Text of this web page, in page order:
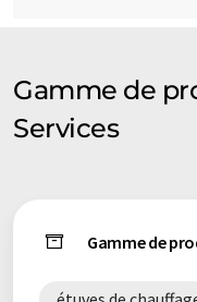
Gamme de
Services
Gamme de